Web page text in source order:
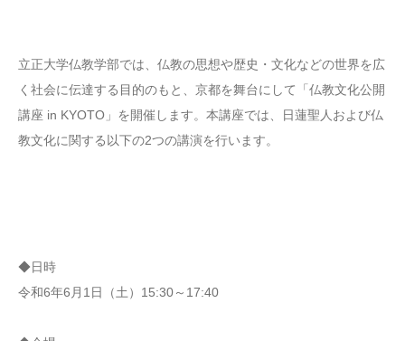
立正大学仏教学部では、仏教の思想や歴史・文化などの世界を広
く社会に伝達する目的のもと、京都を舞台にして「仏教文化公開
講座 in KYOTO」を開催します。本講座では、日蓮聖人および仏
教文化に関する以下の2つの講演を行います。
◆日時
令和6年6月1日（土）15:30～17:40